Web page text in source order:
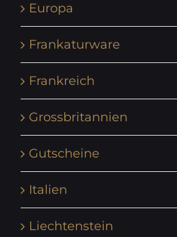
Europa
Frankaturware
Frankreich
Grossbritannien
Gutscheine
Italien
Liechtenstein